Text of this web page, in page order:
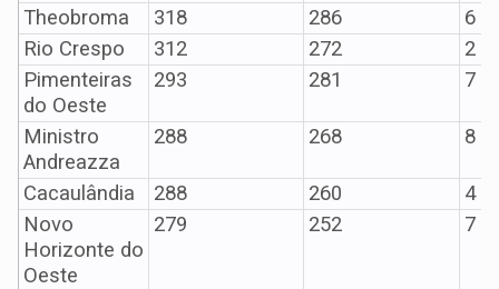
Theobroma 318 286
6
Rio Crespo
312 272
2
Pimenteiras
do Oeste
293 281 7
Ministro
Andreazza
288 268 8
Cacaulândia 288 260
4
Novo
Horizonte do
Oeste
279 252 7